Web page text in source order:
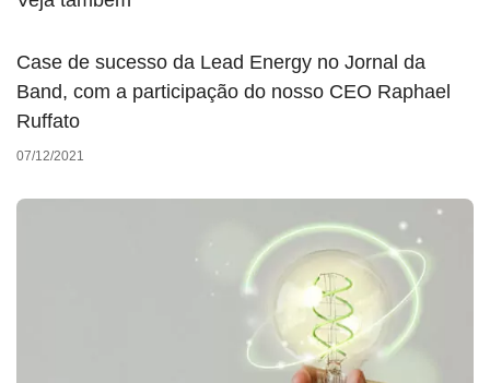
Case de sucesso da Lead Energy no Jornal da
Band, com a participação do nosso CEO Raphael
Ruffato
07/12/2021